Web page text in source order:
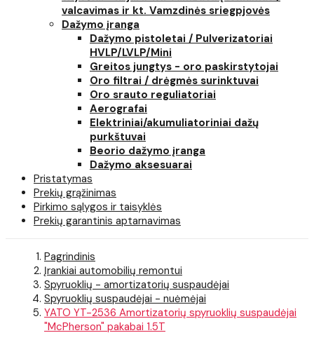
valcavimas ir kt. Vamzdinės sriegpjovės
Dažymo įranga
Dažymo pistoletai / Pulverizatoriai
HVLP/LVLP/Mini
Greitos jungtys - oro paskirstytojai
Oro filtrai / drėgmės surinktuvai
Oro srauto reguliatoriai
Aerografai
Elektriniai/akumuliatoriniai dažų
purkštuvai
Beorio dažymo įranga
Dažymo aksesuarai
Pristatymas
Prekių grąžinimas
Pirkimo sąlygos ir taisyklės
Prekių garantinis aptarnavimas
Pagrindinis
Įrankiai automobilių remontui
Spyruoklių - amortizatorių suspaudėjai
Spyruoklių suspaudėjai - nuėmėjai
YATO YT-2536 Amortizatorių spyruoklių suspaudėjai
"McPherson" pakabai 1.5T